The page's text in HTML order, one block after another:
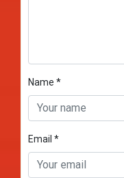
Name *
Email *